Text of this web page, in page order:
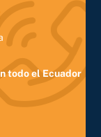
todo el Ecuador